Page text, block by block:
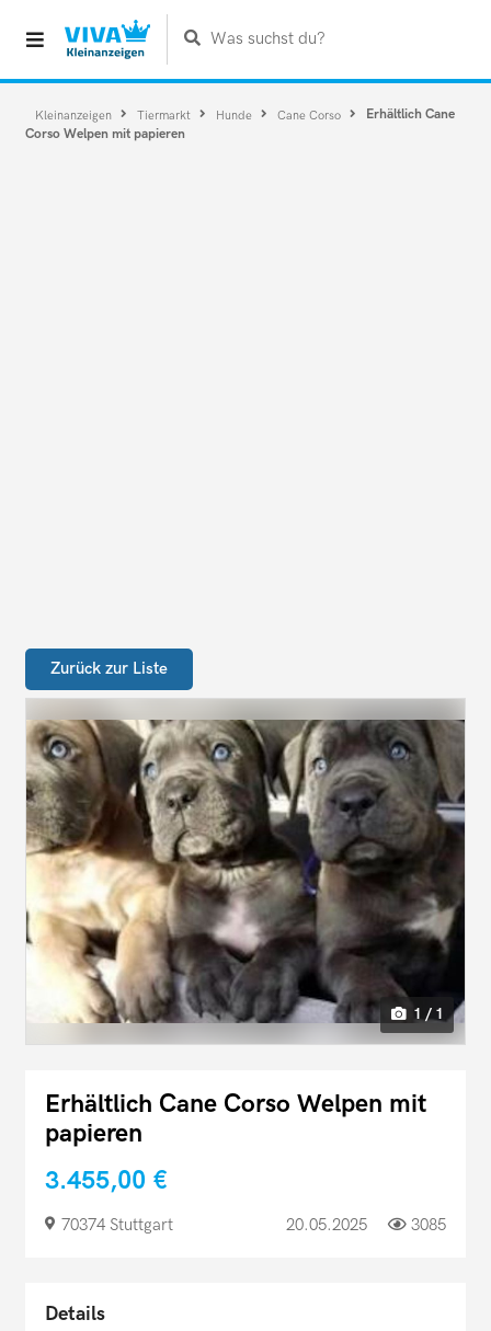
Was suchst du?
Kleinanzeigen Tiermarkt Hunde Cane Corso
Erhältlich Cane
Corso Welpen mit papieren
Zurück zur Liste
1 / 1
Erhältlich Cane Corso Welpen mit
papieren
3.455,00 €
70374 Stuttgart 20.05.2025 3085
Details